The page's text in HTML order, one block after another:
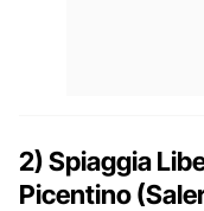
2) Spiaggia
Picentino